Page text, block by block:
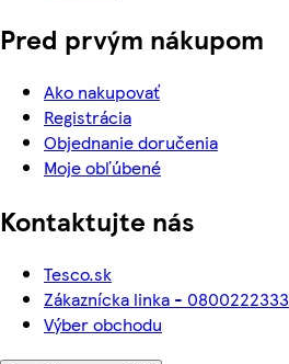
Pred prvým nákupom
Ako nakupovať
Registrácia
Objednanie doručenia
Moje obľúbené
Kontaktujte nás
Tesco.sk
Zákaznícka linka - 0800222333
Výber obchodu